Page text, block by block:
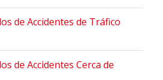
de Accidentes de Tráfico
de Accidentes Cerca de